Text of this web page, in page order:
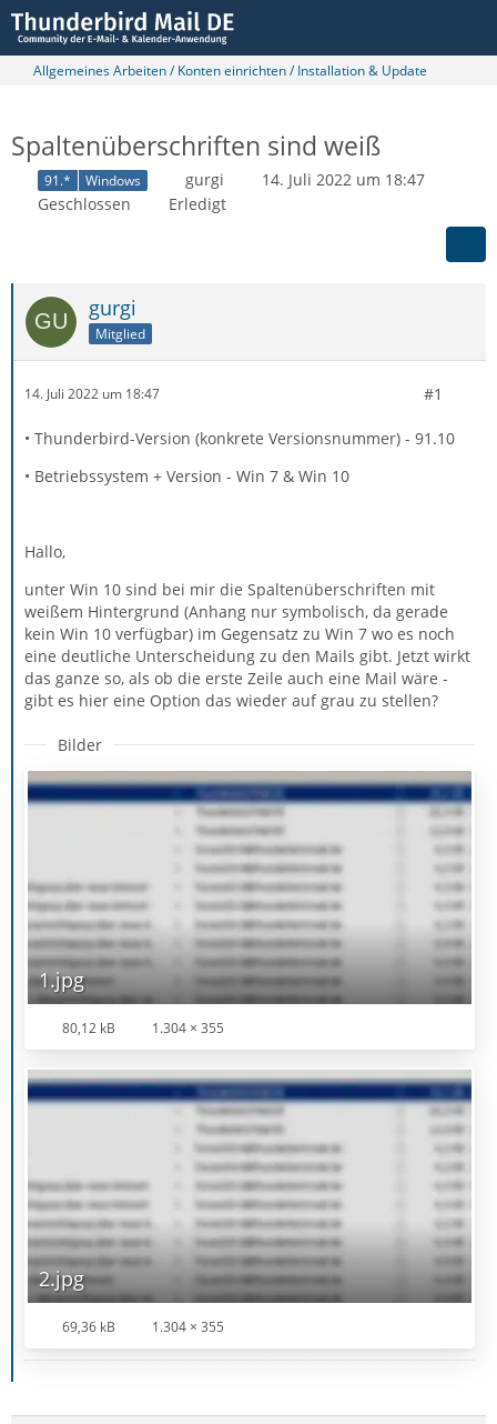
Allgemeines Arbeiten / Konten einrichten / Installation & Update
Spaltenüberschriften sind weiß
91.* Windows gurgi
14. Juli 2022 um 18:47
Geschlossen
Erledigt
gurgi
Mitglied
14. Juli 2022 um 18:47 #1
• Thunderbird-Version (konkrete Versionsnummer) - 91.10
• Betriebssystem + Version - Win 7 & Win 10
Hallo,
unter Win 10 sind bei mir die Spaltenüberschriften mit
weißem Hintergrund (Anhang nur symbolisch, da gerade
kein Win 10 verfügbar) im Gegensatz zu Win 7 wo es noch
eine deutliche Unterscheidung zu den Mails gibt. Jetzt wirkt
das ganze so, als ob die erste Zeile auch eine Mail wäre -
gibt es hier eine Option das wieder auf grau zu stellen?
Bilder
1.jpg
80,12 kB 1.304 × 355
2.jpg
69,36 kB 1.304 × 355